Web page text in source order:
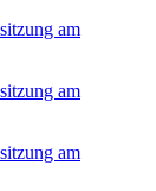
am
am
am